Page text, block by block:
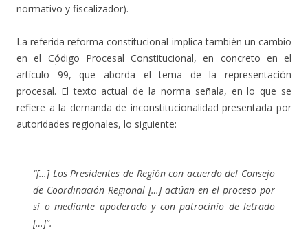
normativo y fiscalizador).
La referida reforma constitucional implica también un cambio
en el Cؚódigo Procesal Constitucional, en concreto en el
artículo 99, que aborda el tema de la representación
procesal. El texto actual de la norma señala, en lo que se
refiere a la demanda de inconstitucionalidad presentada por
autoridades regionales, lo siguiente:
“[…] Los Presidentes de Región con acuerdo del Consejo
de Coordinación Regional […] actúan en el proceso por
sí o mediante apoderado y con patrocinio de letrado
[…]”.